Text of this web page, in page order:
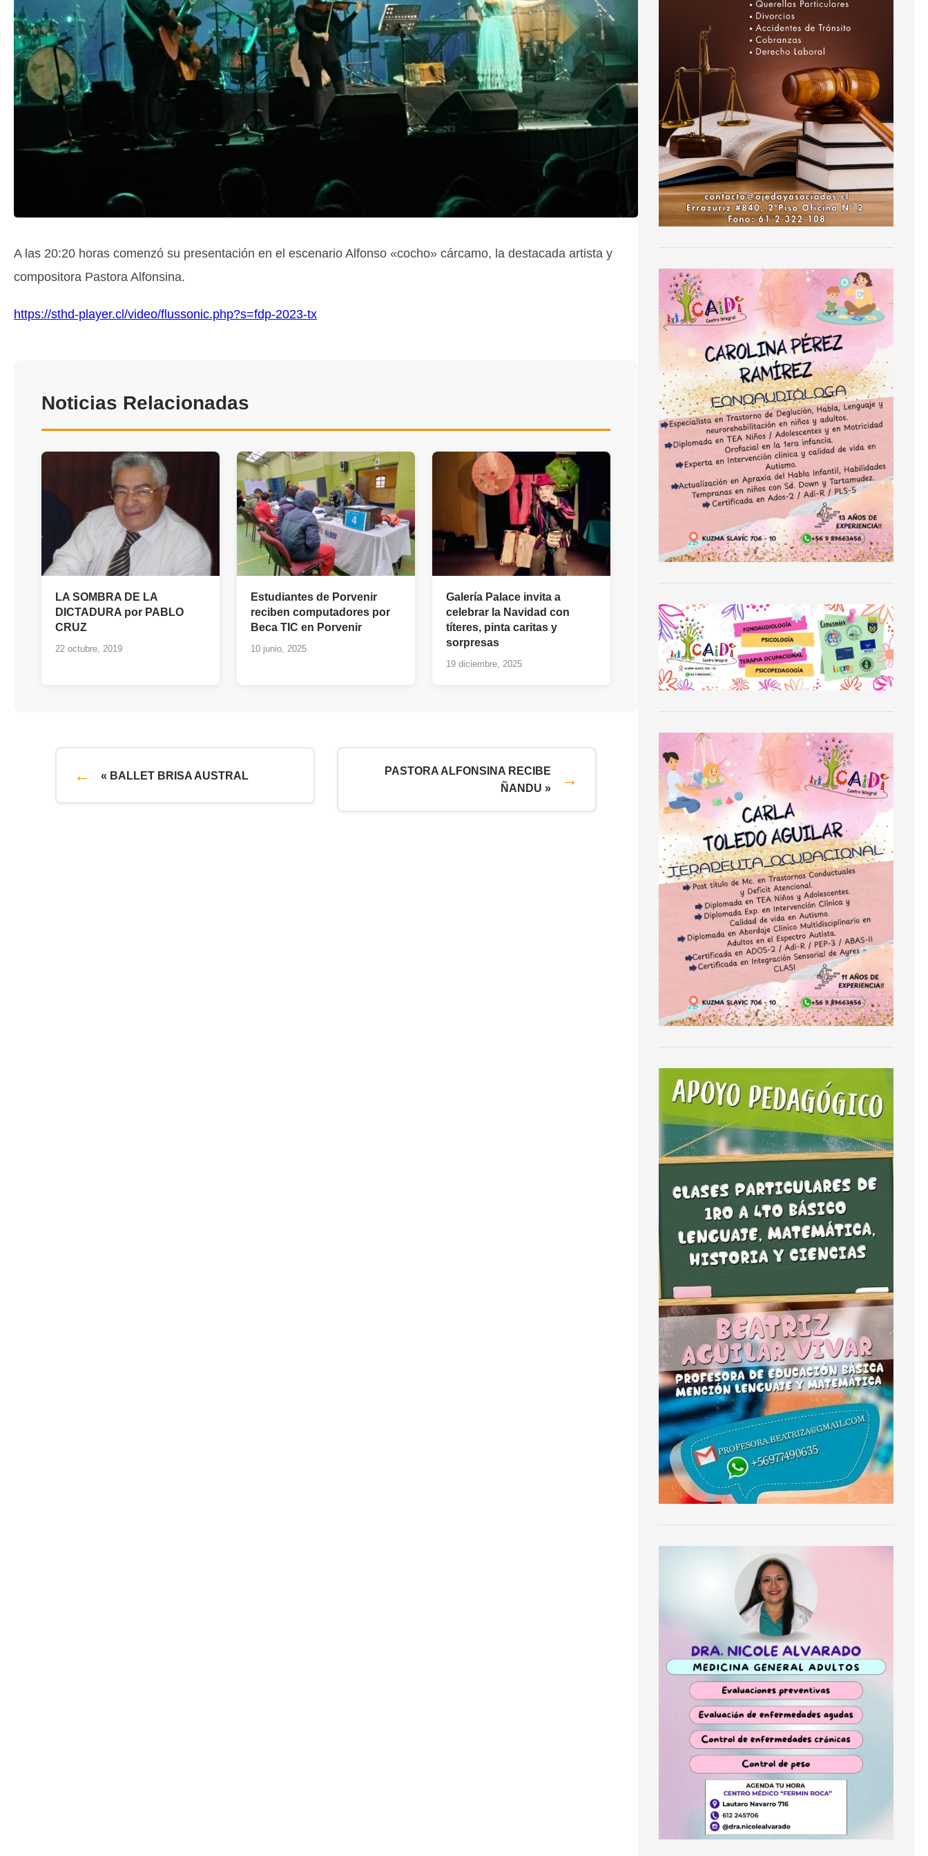
A las 20:20 horas comenzó su presentación en el escenario Alfonso «cocho» cárcamo, la destacada artista y
compositora Pastora Alfonsina.
https://sthd-player.cl/video/flussonic.php?s=fdp-2023-tx
Noticias Relacionadas
LA SOMBRA DE LA
DICTADURA por PABLO
CRUZ
22 octubre, 2019
Estudiantes de Porvenir
reciben computadores por
Beca TIC en Porvenir
10 junio, 2025
Galería Palace invita a
celebrar la Navidad con
títeres, pinta caritas y
sorpresas
19 diciembre, 2025
« BALLET BRISA AUSTRAL
PASTORA ALFONSINA RECIBE
ÑANDU »